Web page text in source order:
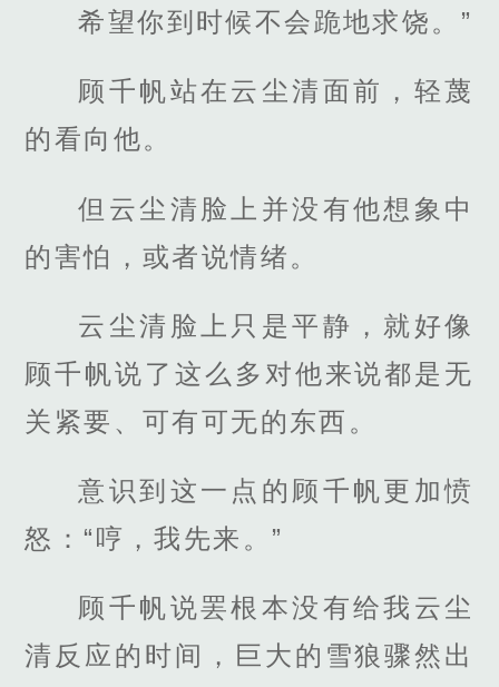
希望你到时候不会跪地求饶。”
顾千帆站在云尘清面前，轻蔑
的看向他。
但云尘清脸上并没有他想象中
的害怕，或者说情绪。
云尘清脸上只是平静，就好像
顾千帆说了这么多对他来说都是无
关紧要、可有可无的东西。
意识到这一点的顾千帆更加愤
怒：“哼，我先来。”
顾千帆说罢根本没有给我云尘
清反应的时间，巨大的雪狼骤然出